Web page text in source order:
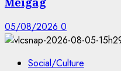
05/08/2026 0
Social/Culture